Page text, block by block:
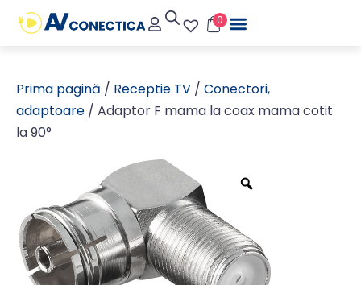
0
Prima pagină / Receptie TV / Conectori,
adaptoare / Adaptor F mama la coax mama cotit
la 90°